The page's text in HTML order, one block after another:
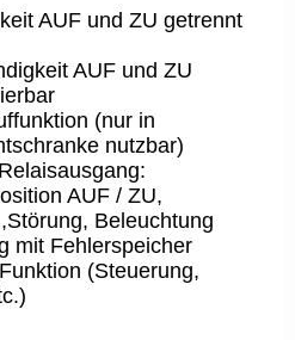
AUF und ZU getrennt
AUF und ZU
(nur in
nutzbar)
AUF / ZU,
Beleuchtung
mit Fehlerspeicher
(Steuerung,